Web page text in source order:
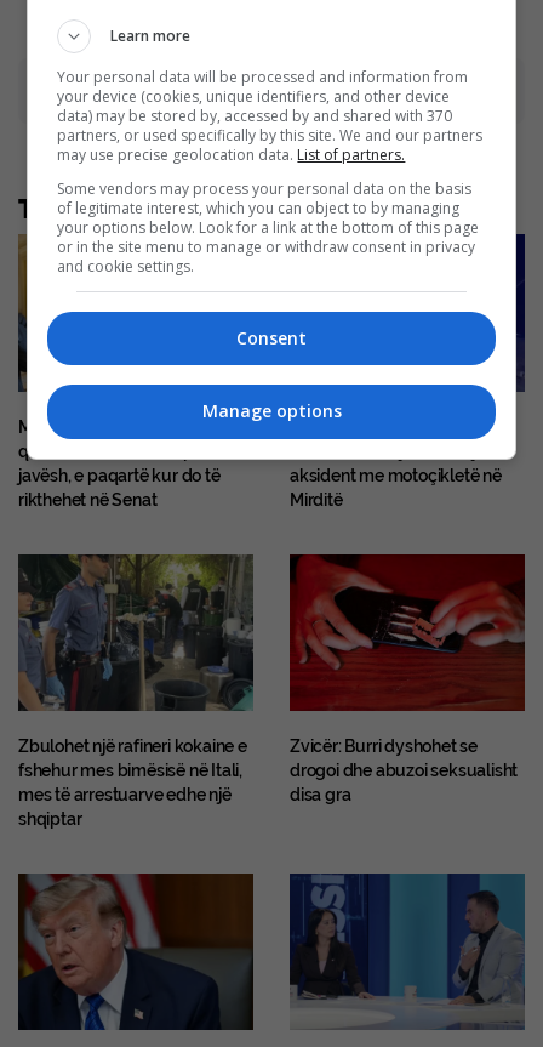
Advertisement
Të tjera nga rubrika
Mitch McConnell del nga
qendra e rehabilitimit pas disa
javësh, e paqartë kur do të
rikthehet në Senat
E dhimbshme, 38-vjeçari nga
aksident me motoçikletë në
Mirditë
Zbulohet një rafineri kokaine e
fshehur mes bimësisë në Itali,
mes të arrestuarve edhe një
shqiptar
Zvicër: Burri dyshohet se
drogoi dhe abuzoi seksualisht
disa gra
Learn more
Your personal data will be processed and information from
your device (cookies, unique identifiers, and other device
data) may be stored by, accessed by and shared with 370
partners, or used specifically by this site. We and our partners
may use precise geolocation data. List of partners.
Some vendors may process your personal data on the basis
of legitimate interest, which you can object to by managing
your options below. Look for a link at the bottom of this page
or in the site menu to manage or withdraw consent in privacy
and cookie settings.
Consent
Manage options